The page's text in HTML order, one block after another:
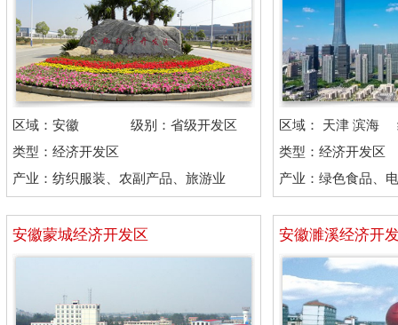
区域：安徽
级别：省级开发区
类型：经济开发区
产业：纺织服装、农副产品、旅游业
区域： 天津 滨海
新区
类型：经济开发区
产业：绿色食品、
造、生物科技
安徽蒙城经济开发区 安徽濉溪经济开